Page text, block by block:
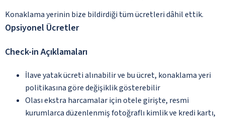
Konaklama yerinin bize bildirdiği tüm ücretleri dâhil ettik.
Opsiyonel Ücretler
Check-in Açıklamaları
İlave yatak ücreti alınabilir ve bu ücret, konaklama yeri
politikasına göre değişiklik gösterebilir
Olası ekstra harcamalar için otele girişte, resmi
kurumlarca düzenlenmiş fotoğraflı kimlik ve kredi kartı,